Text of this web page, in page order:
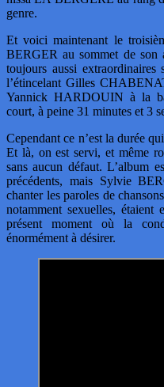
genre.
Et voici maintenant le
BERGER au sommet de son
toujours aussi extraordinaires
l’étincelant Gilles
Yannick HARDOUIN à la
court, à peine 31 minutes et 3
Cependant ce n’est la durée
Et là, on est servi, et même
sans aucun défaut. L’album
précédents, mais Sylvie
chanter les paroles de
notamment sexuelles, étaient
présent moment où la
énormément à désirer.